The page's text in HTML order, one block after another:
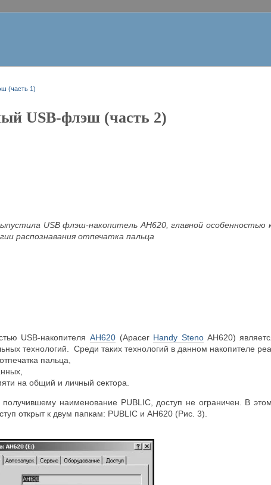
(часть 1)
USB-флэш (часть 2)
USB флэш-накопитель AH620, главной
распознавания отпечатка пальца
USB-накопителяAH620 (Apacer Handy StenoAH620)
технологий. Среди таких технологий в данном накопителе
пальца,
на общий и личный сектора.
наименование PUBLIC, доступ не ограничен. В
открыт к двум папкам: PUBLIC и AH620 (Рис. 3).